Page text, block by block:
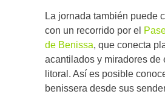
La jornada también puede
con un recorrido por el
de Benissa, que conecta
acantilados y miradores de
litoral. Así es posible
benissera desde sus